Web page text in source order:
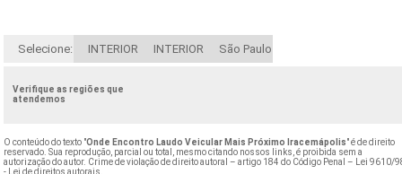
Selecione: INTERIOR INTERIOR São Paulo
Verifique as regiões que
atendemos
O conteúdo do texto "Onde Encontro Laudo Veicular Mais Próximo Iracemápolis" é de direito
reservado. Sua reprodução, parcial ou total, mesmo citando nossos links, é proibida sem a
autorização do autor. Crime de violação de direito autoral – artigo 184 do Código Penal –
Lei 9610/
- Lei de direitos autorais